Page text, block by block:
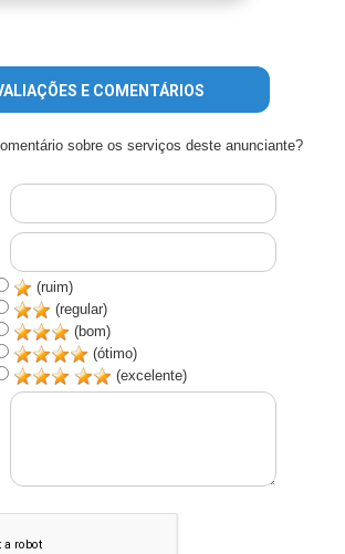
E COMENTÁRIOS
sobre os serviços deste anunciante?
(ruim)
(regular)
(bom)
(ótimo)
(excelente)